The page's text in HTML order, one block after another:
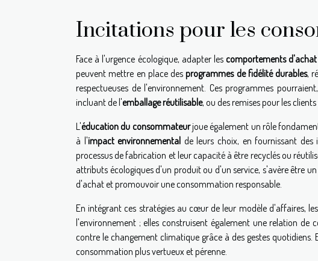
Incitations pour les
Face à l'urgence écologique, adapter lescomportements d'achat
peuvent mettre en place desprogrammes de fidélité durables,
respectueuses de l'environnement. Ces programmes
incluant de l'emballage réutilisable, ou des remises pour les
L'éducation du consommateurjoue également un rôle
à l'impact environnemental de leurs choix, en fournissant
processus de fabrication et leur capacité à être recyclés ou
attributs écologiques d'un produit ou d'un service, s'avère être
d'achat et promouvoir une consommation responsable.
En intégrant ces stratégies au cœur de leur modèle d'affaires,
l'environnement ; elles construisent également une relation
contre le changement climatique grâce à des gestes
consommation plus vertueux et pérenne.